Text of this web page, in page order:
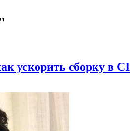
ускорить сборку в CI